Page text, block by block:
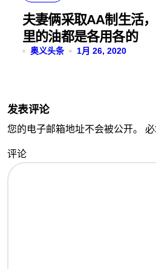
夫妻俩采取AA制生活
里的油都是各用各的
奥义头条 1月 26, 2020
发表评论
您的电子邮箱地址不会被公开。
评论